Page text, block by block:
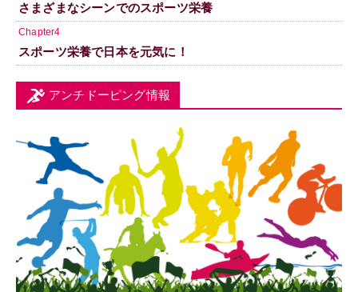
さまざまなシーンでのスポーツ栄養
Chapter4
スポーツ栄養で日本を元気に！
アンチドーピング情報